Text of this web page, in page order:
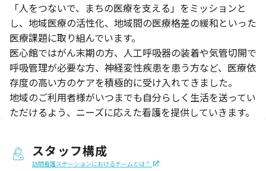
「人をつないで、まちの医療を支える」をミッションと
し、地域医療の活性化、地域間の医療格差の緩和といった
医療課題に取り組んでいます。
医心館ではがん末期の方、人工呼吸器の装着や気管切開で
呼吸管理が必要な方、神経変性疾患を患う方など、医療依
存度の高い方のケアを積極的に受け入れてきました。
地域のご利用者様がいつまでも自分らしく生活を送ってい
ただけるよう、ニーズに応えた看護を提供していきます。
スタッフ構成
訪問看護ステーションにおけるチームとは？